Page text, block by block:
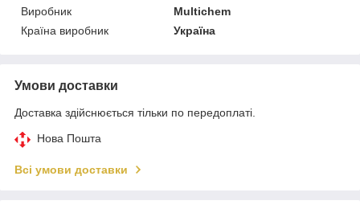
Виробник
Multichem
Країна виробник
Україна
Умови доставки
Доставка здійснюється тільки по передоплаті.
Нова Пошта
Всі умови доставки